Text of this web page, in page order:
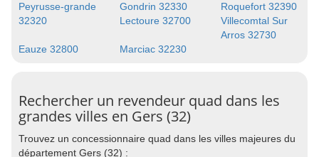
Peyrusse-grande
32320
Gondrin 32330
Roquefort 32390
Lectoure 32700
Villecomtal Sur
Arros 32730
Eauze 32800
Marciac 32230
Rechercher un revendeur quad dans les
grandes villes en Gers (32)
Trouvez un concessionnaire quad dans les villes majeures du
département Gers (32) :